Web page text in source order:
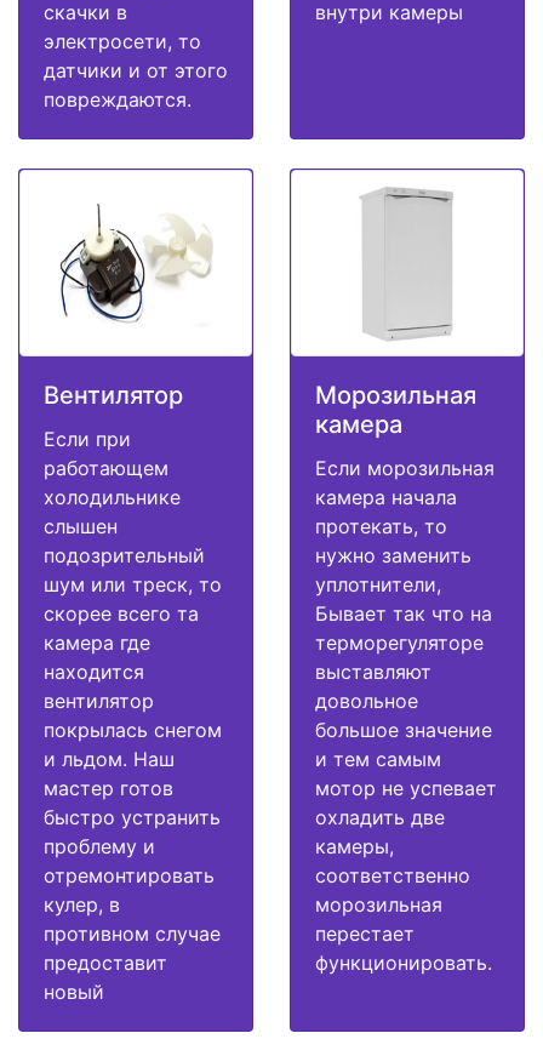
скачки в
электросети, то
датчики и от этого
повреждаются.
внутри камеры
Вентилятор
Если при
работающем
холодильнике
слышен
подозрительный
шум или треск, то
скорее всего та
камера где
находится
вентилятор
покрылась снегом
и льдом. Наш
мастер готов
быстро устранить
проблему и
отремонтировать
кулер, в
противном случае
предоставит
новый
Морозильная
камера
Если морозильная
камера начала
протекать, то
нужно заменить
уплотнители,
Бывает так что на
терморегуляторе
выставляют
довольное
большое значение
и тем самым
мотор не успевает
охладить две
камеры,
соответственно
морозильная
перестает
функционировать.